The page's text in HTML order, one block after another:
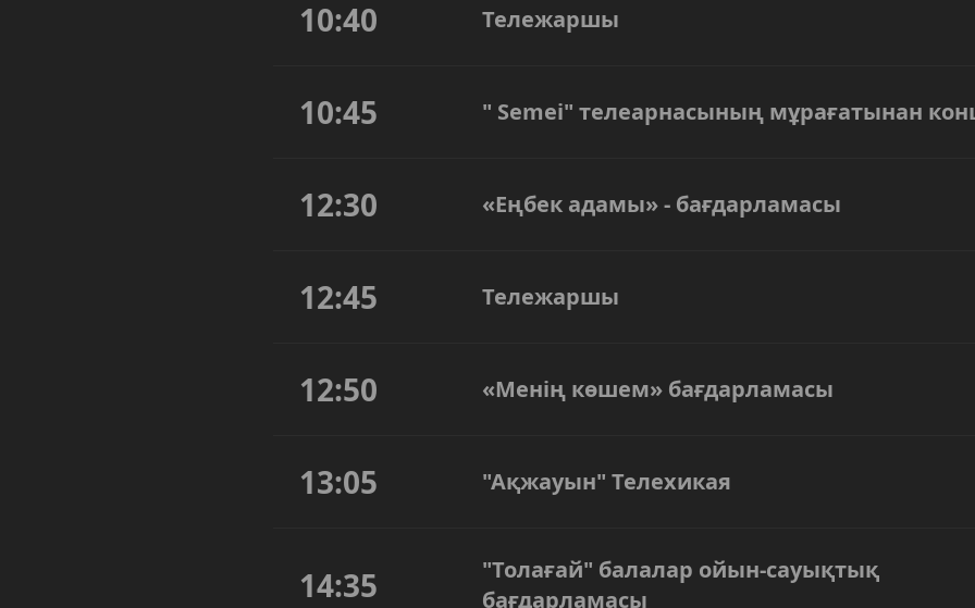
10:40 Тележаршы
10:45 " Semei" телеарнасының мұрағатынан
12:30 «Еңбек адамы» - бағдарламасы
12:45 Тележаршы
12:50 «Менің көшем» бағдарламасы
13:05 "Ақжауын" Телехикая
14:35
"Толағай" балалар ойын-сауықтық
бағдарламасы